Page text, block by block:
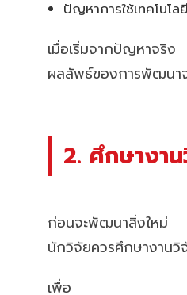
ปัญหาการใช้เทคโนโลยี
เมื่อเริ่มจากปัญหาจริง
ผลลัพธ์ของการพัฒนา
2. ศึกษางา
ก่อนจะพัฒนาสิ่งใหม่
นักวิจัยควรศึกษางาน
เพื่อ